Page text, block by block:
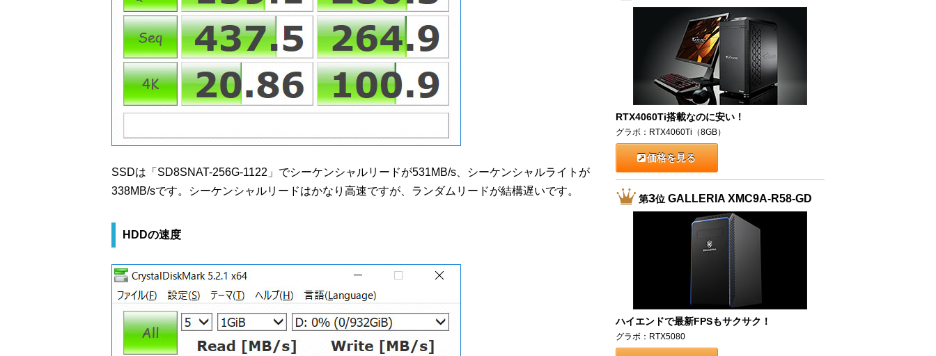
SSDは「SD8SNAT-256G-1122」でシーケンシャルリードが531MB/s、シーケンシャルライトが
338MB/sです。シーケンシャルリードはかなり高速ですが、ランダムリードが結構遅いです。
HDDの速度
RTX4060Ti搭載なのに安い！
グラボ：RTX4060Ti（8GB）
価格を見る
第3位GALLERIA XMC9A-R58-GD
ハイエンドで最新FPSもサクサク！
グラボ：RTX5080